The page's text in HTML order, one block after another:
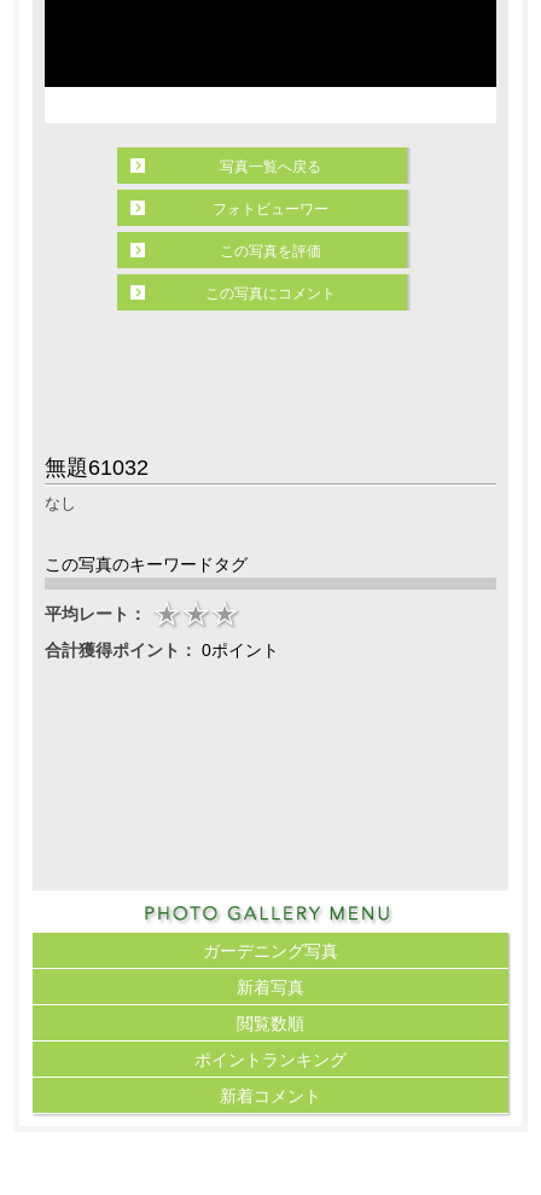
無題61032
なし
この写真のキーワードタグ
平均レート：
合計獲得ポイント： 0ポイント
写真一覧へ戻る
フォトビューワー
この写真を評価
この写真にコメント
ガーデニング写真
新着写真
閲覧数順
ポイント ランキング
新着コメント